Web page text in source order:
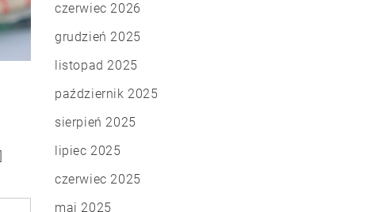
czerwiec 2026
grudzień 2025
listopad 2025
październik 2025
sierpień 2025
lipiec 2025
czerwiec 2025
maj 2025